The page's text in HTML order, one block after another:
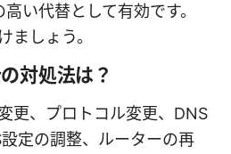
い代替として有効です。
ましょう。
対処法は？
更、プロトコル変更、DNS
定の調整、ルーターの再